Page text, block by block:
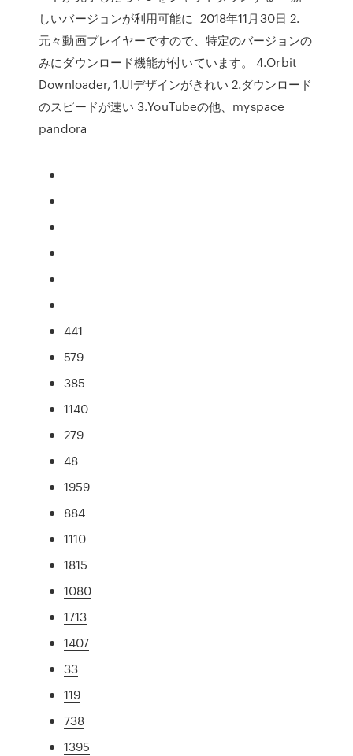
しいバージョンが利用可能に 2018年11月30日 2.
元々動画プレイヤーですので、特定のバージョンの
みにダウンロード機能が付いています。 4.Orbit
Downloader, 1.UIデザインがきれい 2.ダウンロード
のスピードが速い 3.YouTubeの他、myspace
pandora
441
579
385
1140
279
48
1959
884
1110
1815
1080
1713
1407
33
119
738
1395